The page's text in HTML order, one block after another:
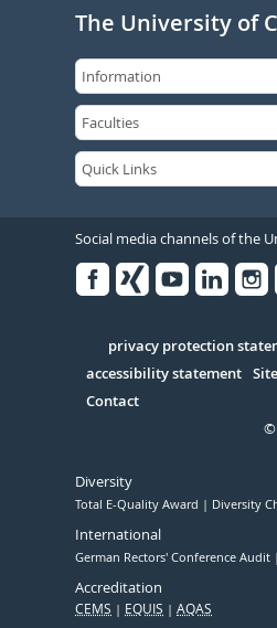
The University of
Social media channels of the
Serivce
privacy protection
accessibility statement
Contact
©
Diversity
Total E-Quality Award Diversity
International
German Rectors' Conference Audit
Accreditation
CEMS EQUIS AQAS